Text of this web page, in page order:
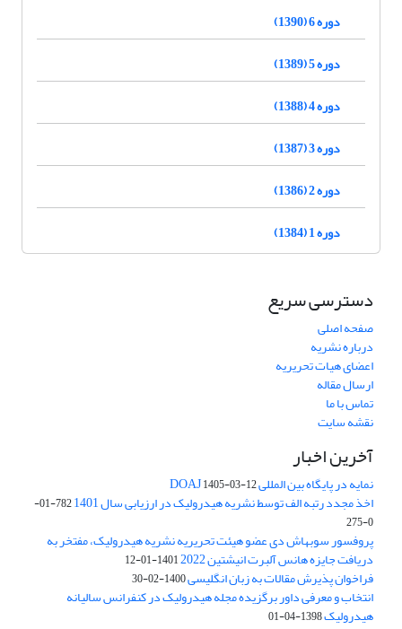
دوره 6 (1390)
دوره 5 (1389)
دوره 4 (1388)
دوره 3 (1387)
دوره 2 (1386)
دوره 1 (1384)
دسترسی سریع
صفحه اصلی
درباره نشریه
اعضای هیات تحریریه
ارسال مقاله
تماس با ما
نقشه سایت
آخرین اخبار
نمایه در پایگاه بین المللی DOAJ1405-03-12
اخذ مجدد رتبه الف توسط نشریه هیدرولیک در ارزیابی سال 1401
782-01-
0-275
پروفسور سوبهاش دی عضو هیئت تحریریه نشریه هیدرولیک، مفتخر به
دریافت جایزه هانس آلبرت انیشتین 2022 1401-01-12
فراخوان پذیرش مقالات به زبان انگلیسی1400-02-30
انتخاب و معرفی داور برگزیده مجله هیدرولیک در کنفرانس سالیانه
هیدرولیک1398-04-01